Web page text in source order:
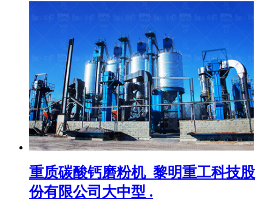
重质碳酸钙磨粉机_黎明重工科技股
份有限公司大中型 .